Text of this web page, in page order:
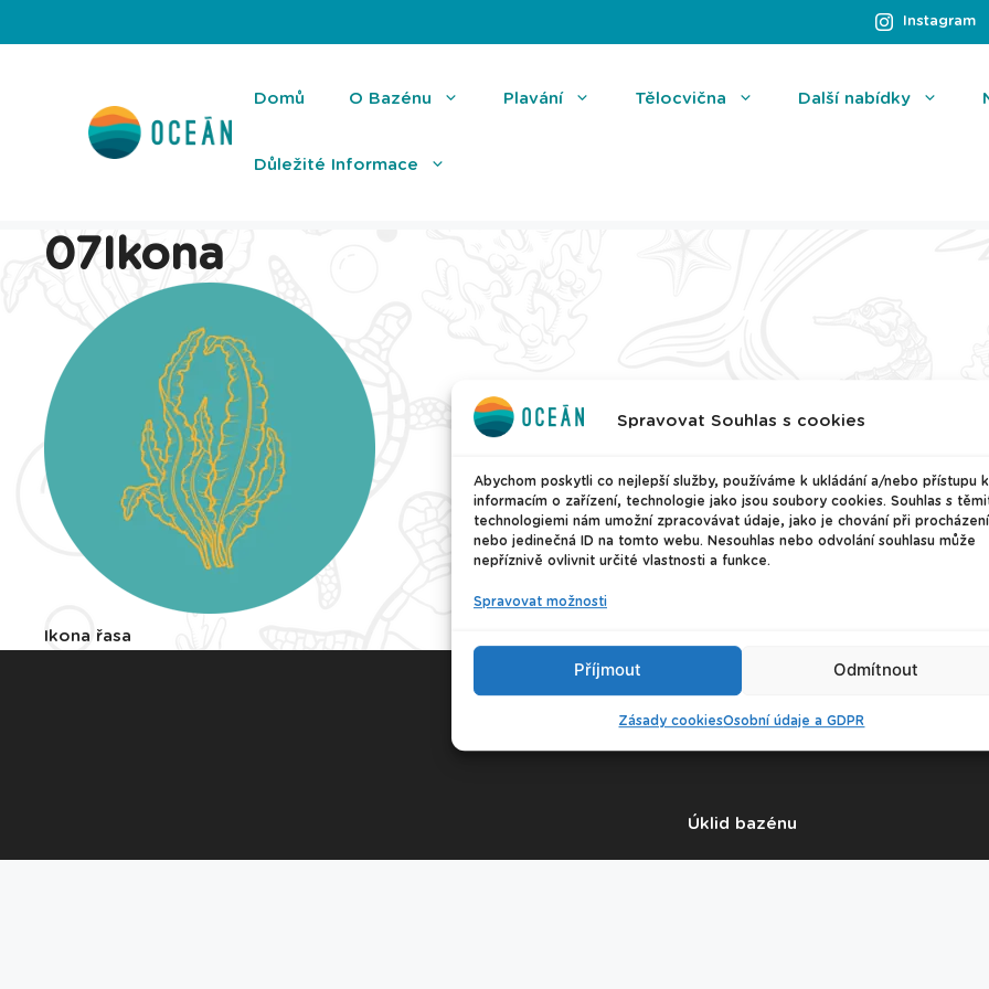
Spravovat Souhlas s cookies
Abychom poskytli co nejlepší služby, používáme k ukládání a/nebo přístupu k
informacím o zařízení, technologie jako jsou soubory cookies. Souhlas s
technologiemi nám umožní zpracovávat údaje, jako je chování při procházení
nebo jedinečná ID na tomto webu. Nesouhlas nebo odvolání souhlasu může
nepříznivě ovlivnit určité vlastnosti a funkce.
Spravovat možnosti
Příjmout Odmítnout
Zásady cookiesOsobní údaje a GDPR
na
Instagram
Domů O Bazénu Plavání Tělocvična Další nabídky
Důležité Informace
07Ikona
Ikona řasa
© 2026 Plavecké centrum Oceán
Úklid bazénu